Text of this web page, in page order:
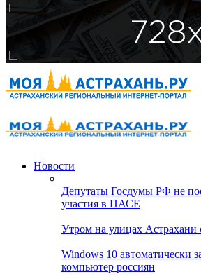
Новости
Депутаты Госдумы РФ не
участия в ПАСЕ
Утром на улицах Астрахани
Windows 10 автоматически
компьютер россиян